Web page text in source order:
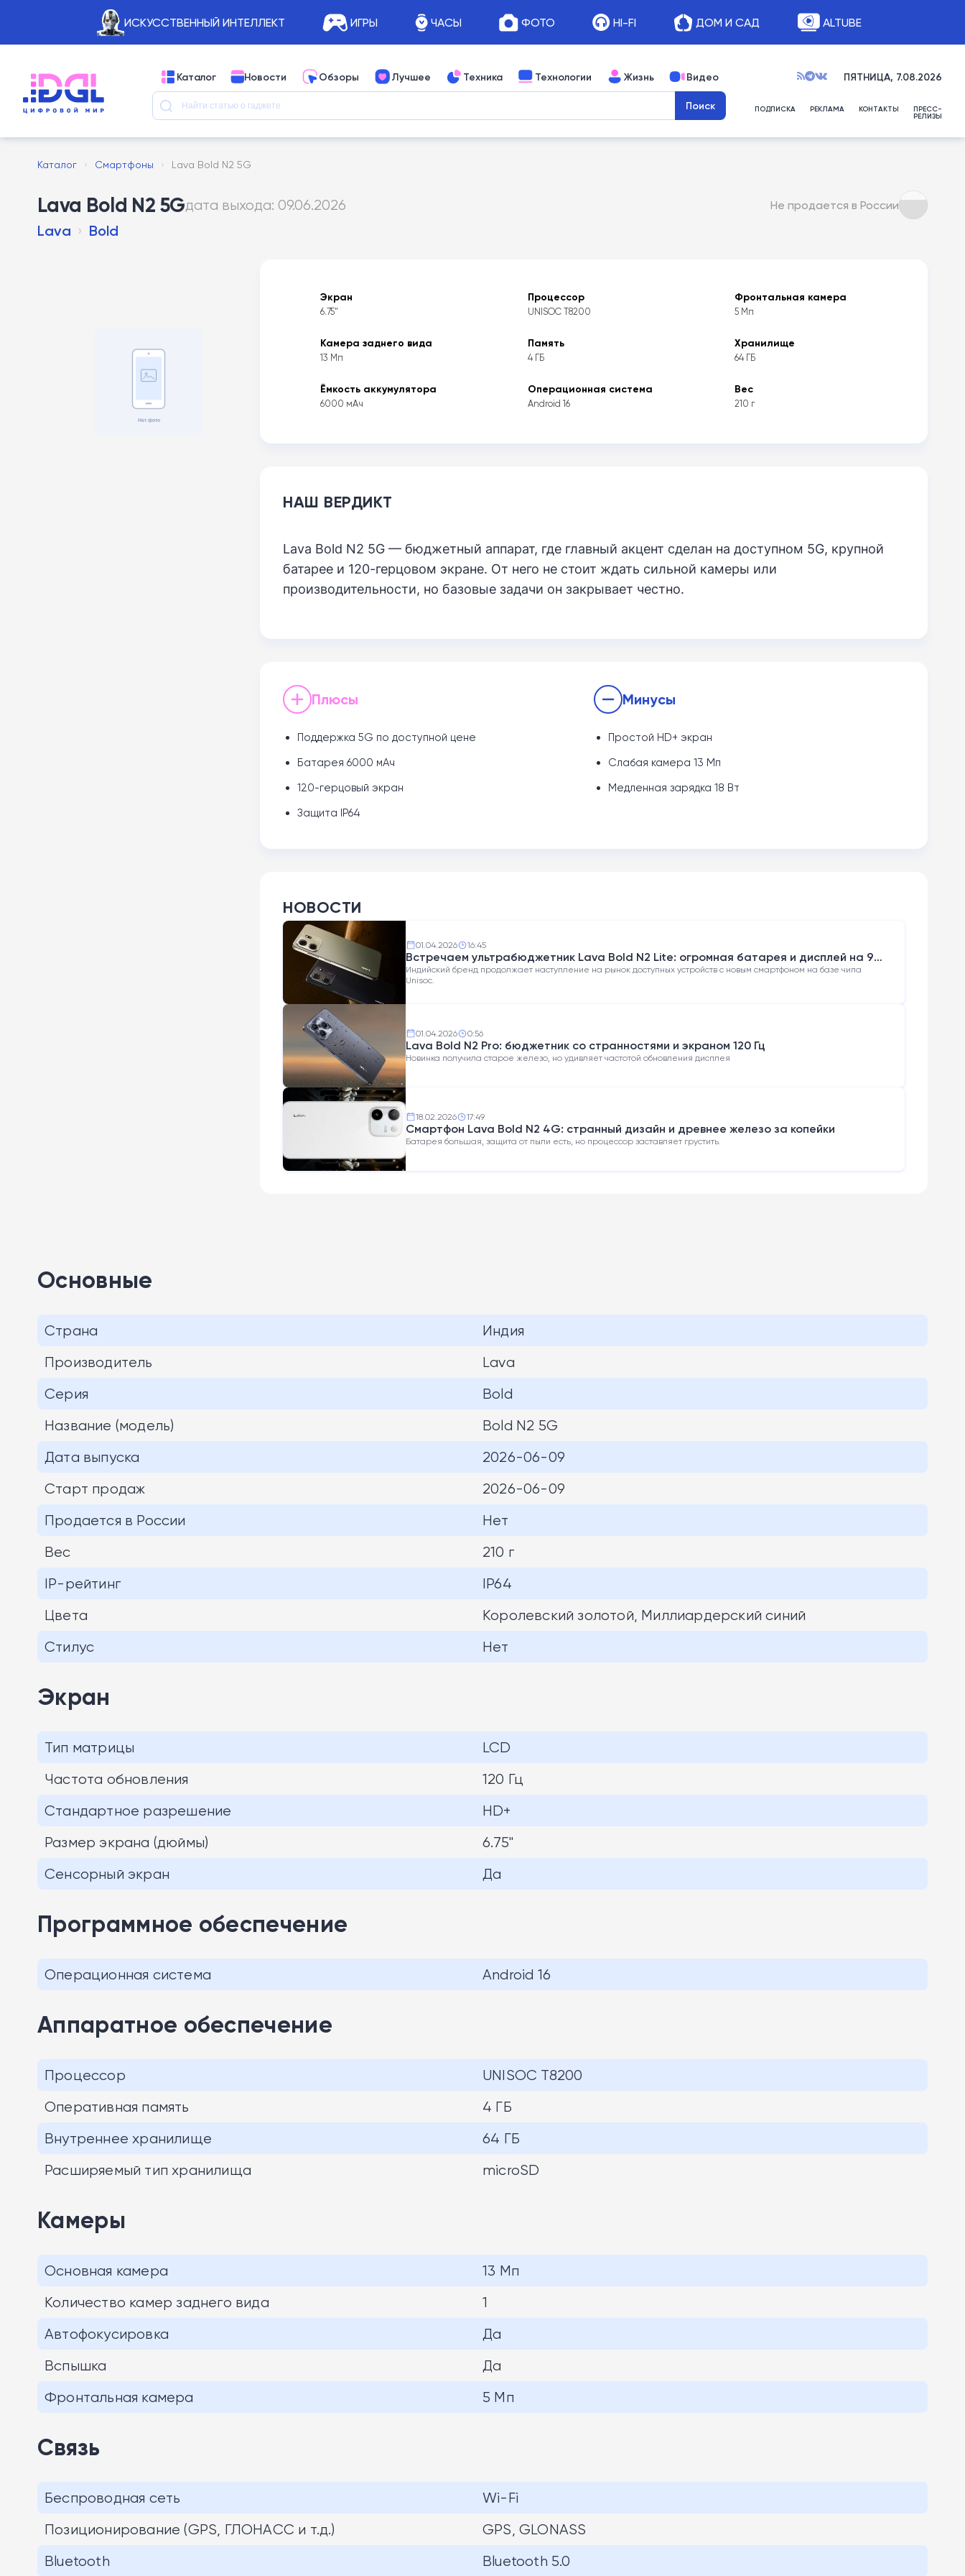
ИСКУССТВЕННЫЙ ИНТЕЛЛЕКТ ИГРЫ ЧАСЫ ФОТО HI-FI ДОМ И САД ALTUBE
Каталог Новости Обзоры Лучшее Техника Технологии Жизнь Видео ПЯТНИЦА, 7.08.2026
ПОДПИСКА РЕКЛАМА КОНТАКТЫ ПРЕСС-
РЕЛИЗЫ
Каталог › Смартфоны › Lava Bold N2 5G
Lava Bold N2 5Gдата выхода: 09.06.2026 Не продается в России
Lava › Bold
Экран
6.75"
Процессор
UNISOC T8200
Фронтальная камера
5 Мп
Камера заднего вида
13 Мп
Память
4 ГБ
Хранилище
64 ГБ
Ёмкость аккумулятора
6000 мАч
Операционная система
Android 16
Вес
210 г
НАШ ВЕРДИКТ
Lava Bold N2 5G — бюджетный аппарат, где главный акцент сделан на доступном 5G, крупной
батарее и 120-герцовом экране. От него не стоит ждать сильной камеры или
производительности, но базовые задачи он закрывает честно.
Плюсы
Поддержка 5G по доступной цене
Батарея 6000 мАч
120-герцовый экран
Защита IP64
Минусы
Простой HD+ экран
Слабая камера 13 Мп
Медленная зарядка 18 Вт
НОВОСТИ
01.04.2026 16:45
Встречаем ультрабюджетник Lava Bold N2 Lite: огромная батарея и дисплей на 90
Гц
Индийский бренд продолжает наступление на рынок доступных устройств с новым смартфоном на базе чипа
Unisoc.
01.04.2026 0:56
Lava Bold N2 Pro: бюджетник со странностями и экраном 120 Гц
Новинка получила старое железо, но удивляет частотой обновления дисплея
18.02.2026 17:49
Смартфон Lava Bold N2 4G: странный дизайн и древнее железо за копейки
Батарея большая, защита от пыли есть, но процессор заставляет грустить.
Основные
Страна
Индия
Производитель
Lava
Серия
Bold
Название (модель)
Bold N2 5G
Дата выпуска
2026-06-09
Старт продаж
2026-06-09
Продается в России
Нет
Вес
210 г
IP-рейтинг
IP64
Цвета
Королевский золотой, Миллиардерский синий
Стилус
Нет
Экран
Тип матрицы
LCD
Частота обновления
120 Гц
Стандартное разрешение
HD+
Размер экрана (дюймы)
6.75"
Сенсорный экран
Да
Программное обеспечение
Операционная система Android 16
Аппаратное обеспечение
Процессор
UNISOC T8200
Оперативная память
4 ГБ
Внутреннее хранилище
64 ГБ
Расширяемый тип хранилища
microSD
Камеры
Основная камера
13 Мп
Количество камер заднего вида
1
Автофокусировка
Да
Вспышка
Да
Фронтальная камера
5 Мп
Связь
Беспроводная сеть
Wi-Fi
Позиционирование (GPS, ГЛОНАСС и т.д.)
GPS, GLONASS
Bluetooth
Bluetooth 5.0